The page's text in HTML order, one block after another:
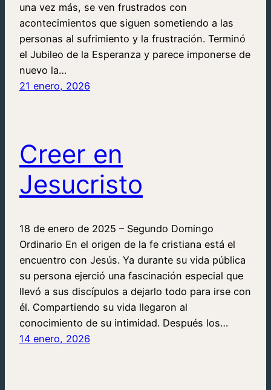
una vez más, se ven frustrados con
acontecimientos que siguen sometiendo a las
personas al sufrimiento y la frustración. Terminó
el Jubileo de la Esperanza y parece imponerse de
nuevo la…
21 enero, 2026
Creer en
Jesucristo
18 de enero de 2025 – Segundo Domingo
Ordinario En el origen de la fe cristiana está el
encuentro con Jesús. Ya durante su vida pública
su persona ejerció una fascinación especial que
llevó a sus discípulos a dejarlo todo para irse con
él. Compartiendo su vida llegaron al
conocimiento de su intimidad. Después los…
14 enero, 2026